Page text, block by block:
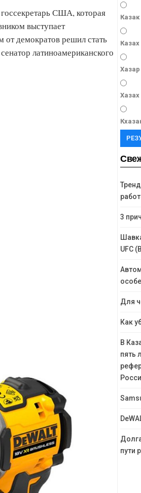
США, которая
выступает
демократов решил стать
латиноамериканского
Казак
Казах
Хазар
Хазах
3
UFC
Для
Как
В
пять
пути